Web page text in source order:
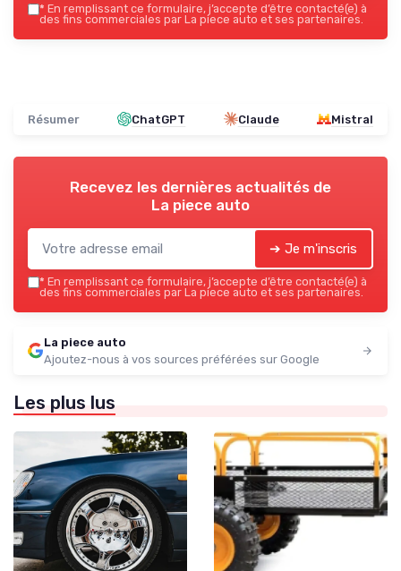
* En remplissant ce formulaire, j’accepte d’être contacté(e) à
des fins commerciales par La piece auto et ses partenaires.
Résumer ChatGPT Claude Mistral
Recevez les dernières actualités de
La piece auto
➔ Je m'inscris
* En remplissant ce formulaire, j’accepte d’être contacté(e) à
des fins commerciales par La piece auto et ses partenaires.
La piece auto
Ajoutez-nous à vos sources préférées sur Google
Les plus lus